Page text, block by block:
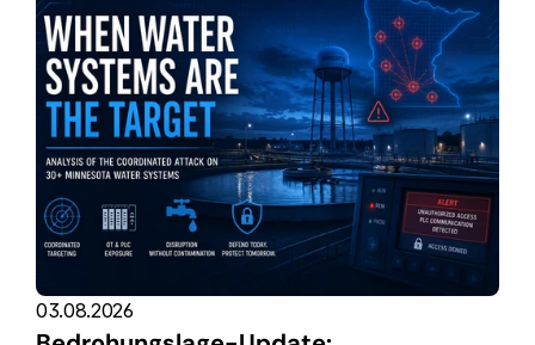
03.08.2026